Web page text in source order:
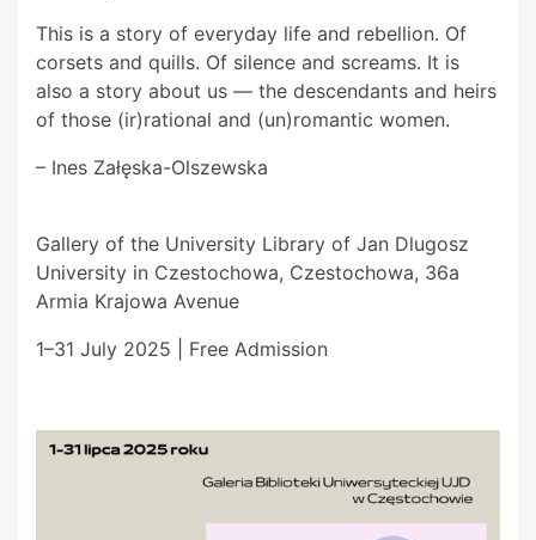
This is a story of everyday life and rebellion. Of
corsets and quills. Of silence and screams. It is
also a story about us — the descendants and heirs
of those (ir)rational and (un)romantic women.
– Ines Załęska-Olszewska
Gallery of the University Library of Jan Dlugosz
University in Czestochowa, Czestochowa, 36a
Armia Krajowa Avenue
1–31 July 2025 | Free Admission